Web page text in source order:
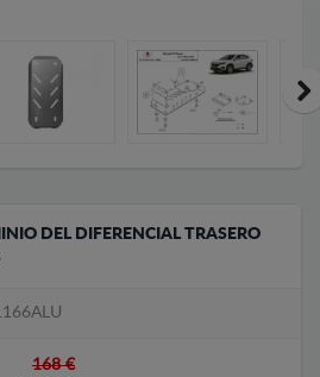
DEL DIFERENCIAL TRASERO
168 €